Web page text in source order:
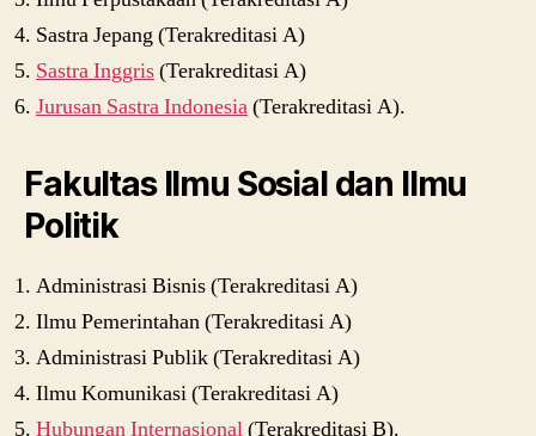
Sastra Jepang (Terakreditasi A)
Sastra Inggris(Terakreditasi A)
Jurusan Sastra Indonesia(Terakreditasi A).
Fakultas Ilmu Sosial dan Ilmu
Politik
Administrasi Bisnis (Terakreditasi A)
Ilmu Pemerintahan (Terakreditasi A)
Administrasi Publik (Terakreditasi A)
Ilmu Komunikasi (Terakreditasi A)
Hubungan Internasional(Terakreditasi B).